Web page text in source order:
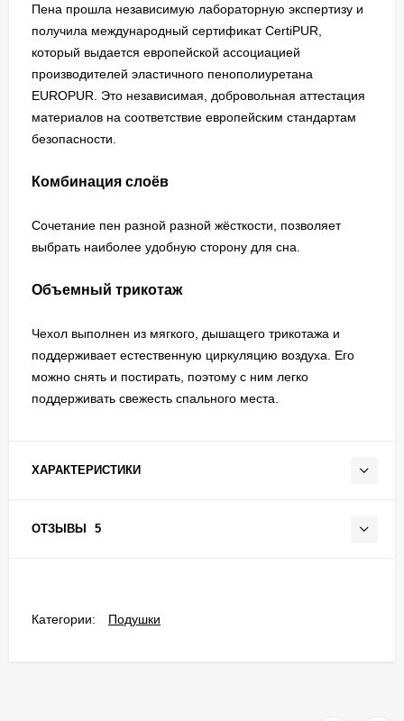
Пена прошла независимую лабораторную экспертизу и
получила международный сертификат CertiPUR,
который выдается европейской ассоциацией
производителей эластичного пенополиуретана
EUROPUR. Это независимая, добровольная аттестация
материалов на соответствие европейским стандартам
безопасности.
Комбинация слоёв
Сочетание пен разной разной жёсткости, позволяет
выбрать наиболее удобную сторону для сна.
Объемный трикотаж
Чехол выполнен из мягкого, дышащего трикотажа и
поддерживает естественную циркуляцию воздуха. Его
можно снять и постирать, поэтому с ним легко
поддерживать свежесть спального места.
ХАРАКТЕРИСТИКИ
ОТЗЫВЫ 5
Категории: Подушки